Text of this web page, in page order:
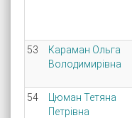
53
Караман Ольга
Володимирівна
54
Цюман Тетяна
Петрівна